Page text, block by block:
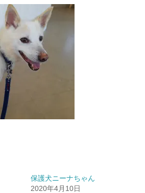
保護犬ニーナちゃん
2020年4月10日